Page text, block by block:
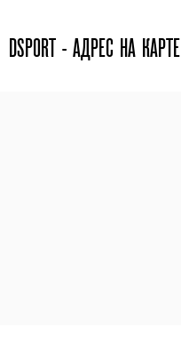
DSPORT - АДРЕС НА КАРТЕ